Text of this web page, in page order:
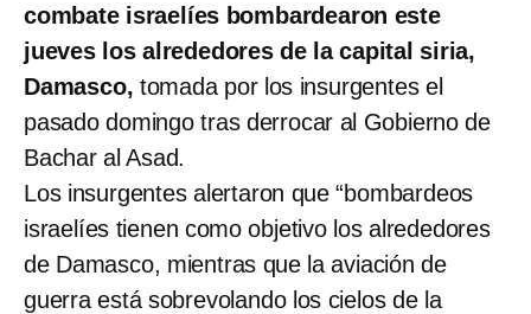
combate israelíes bombardearon este
jueves los alrededores de la capital siria,
Damasco, tomada por los insurgentes el
pasado domingo tras derrocar al Gobierno de
Bachar al Asad.
Los insurgentes alertaron que “bombardeos
israelíes tienen como objetivo los alrededores
de Damasco, mientras que la aviación de
guerra está sobrevolando los cielos de la